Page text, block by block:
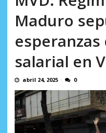
Maduro
salarial en
abril 24, 2025 0